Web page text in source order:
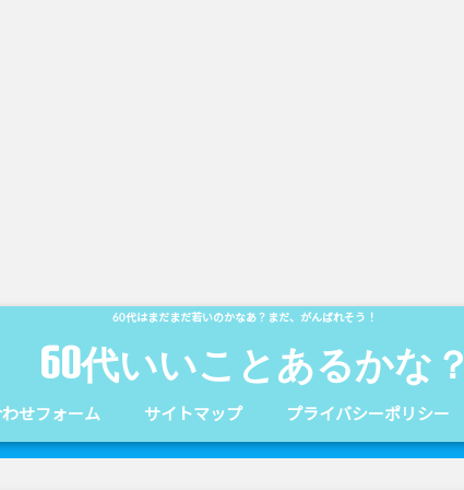
60代はまだまだ若いのかなあ？まだ、がんばれそう！
60代いいことあるかな？
せフォーム サイトマップ プライバシーポリシー